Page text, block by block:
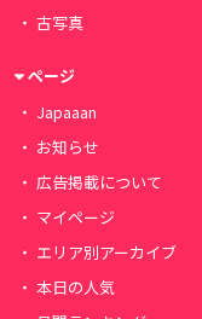
古写真
ページ
Japaaan
お知らせ
広告掲載について
マイページ
エリア別アーカイブ
本日の人気